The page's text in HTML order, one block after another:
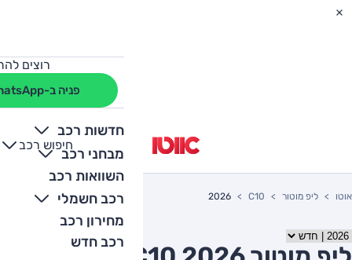
רוצים
פניה ב-WhatsApp
חדשות רכב
מבחני רכב
השוואות רכב
רכב חשמלי
מחירון רכב
רכב חדש
חיפוש רכב
+
-
אוטו ליפ מוטור C10
2026